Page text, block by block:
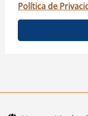
Política de